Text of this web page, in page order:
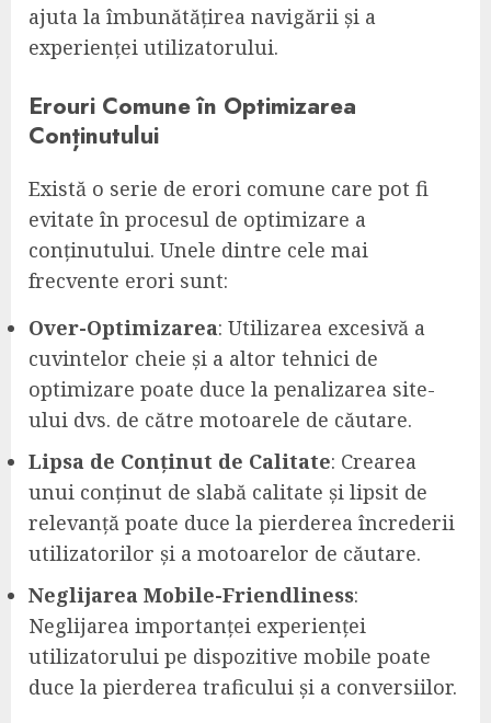
ajuta la îmbunătățirea navigării și a
experienței utilizatorului.
Erouri Comune în Optimizarea
Conținutului
Există o serie de erori comune care pot fi
evitate în procesul de optimizare a
conținutului. Unele dintre cele mai
frecvente erori sunt:
Over-Optimizarea: Utilizarea excesivă a
cuvintelor cheie și a altor tehnici de
optimizare poate duce la penalizarea site-
ului dvs. de către motoarele de căutare.
Lipsa de Conținut de Calitate: Crearea
unui conținut de slabă calitate și lipsit de
relevanță poate duce la pierderea încrederii
utilizatorilor și a motoarelor de căutare.
Neglijarea Mobile-Friendliness:
Neglijarea importanței experienței
utilizatorului pe dispozitive mobile poate
duce la pierderea traficului și a conversiilor.